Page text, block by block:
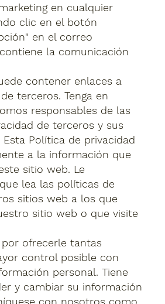
en cualquier
clic en el botón
en el correo
la comunicación
contener enlaces a
terceros. Tenga en
responsables de las
de terceros y sus
Política de privacidad
a la información que
sitio web. Le
lea las políticas de
sitios web a los que
sitio web o que visite
ofrecerle tantas
control posible con
personal. Tiene
y cambiar su información
con nosotros como